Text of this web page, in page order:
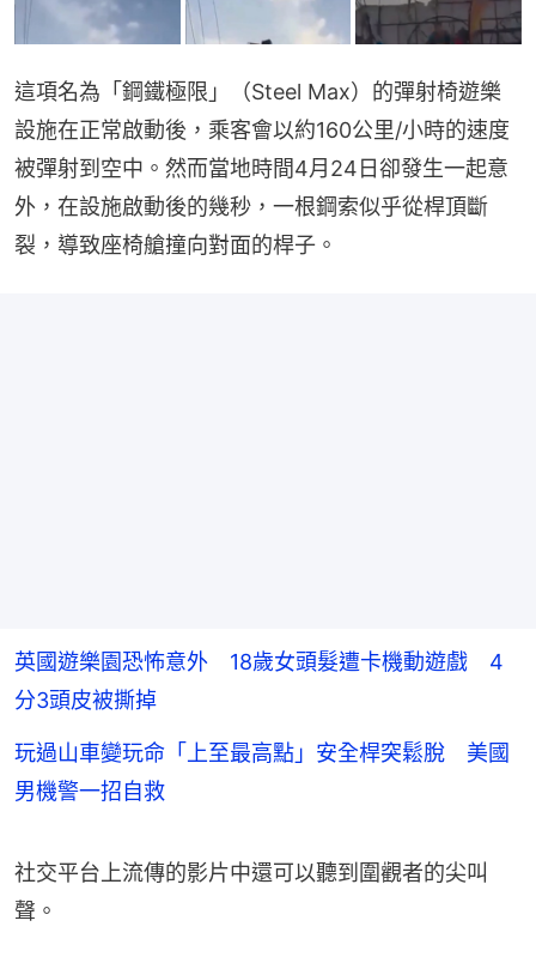
這項名為「鋼鐵極限」（Steel Max）的彈射椅遊樂
設施在正常啟動後，乘客會以約160公里/小時的速度
被彈射到空中。然而當地時間4月24日卻發生一起意
外，在設施啟動後的幾秒，一根鋼索似乎從桿頂斷
裂，導致座椅艙撞向對面的桿子。
英國遊樂園恐怖意外 18歲女頭髮遭卡機動遊戲 4
分3頭皮被撕掉
玩過山車變玩命「上至最高點」安全桿突鬆脫 美國
男機警一招自救
社交平台上流傳的影片中還可以聽到圍觀者的尖叫
聲。